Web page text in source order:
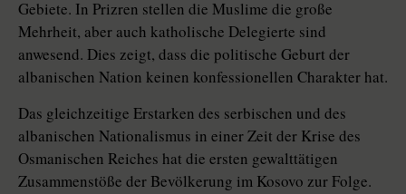
Gebiete. In Prizren stellen die Muslime die große
Mehrheit, aber auch katholische Delegierte sind
anwesend. Dies zeigt, dass die politische Geburt der
albanischen Nation keinen konfessionellen Charakter hat.
Das gleichzeitige Erstarken des serbischen und des
albanischen Nationalismus in einer Zeit der Krise des
Osmanischen Reiches hat die ersten gewalttätigen
Zusammenstöße der Bevölkerung im Kosovo zur Folge.